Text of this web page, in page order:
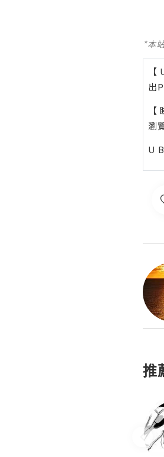
*本
出
瀏
U
推